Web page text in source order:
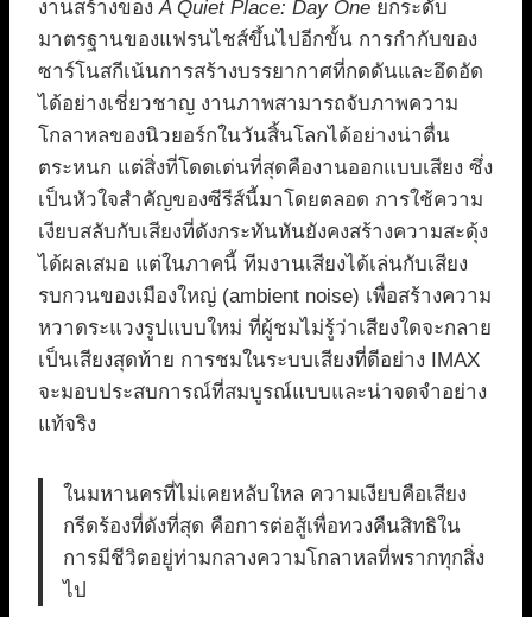
งานสร้างของA Quiet Place: Day One ยกระดับ
มาตรฐานของแฟรนไชส์ขึ้นไปอีกขั้น การกำกับของ
ซาร์โนสกีเน้นการสร้างบรรยากาศที่กดดันและอึดอัด
ได้อย่างเชี่ยวชาญ งานภาพสามารถจับภาพความ
โกลาหลของนิวยอร์กในวันสิ้นโลกได้อย่างน่าตื่น
ตระหนก แต่สิ่งที่โดดเด่นที่สุดคืองานออกแบบเสียง ซึ่ง
เป็นหัวใจสำคัญของซีรีส์นี้มาโดยตลอด การใช้ความ
เงียบสลับกับเสียงที่ดังกระทันหันยังคงสร้างความสะดุ้ง
ได้ผลเสมอ แต่ในภาคนี้ ทีมงานเสียงได้เล่นกับเสียง
รบกวนของเมืองใหญ่ (ambient noise) เพื่อสร้างความ
หวาดระแวงรูปแบบใหม่ ที่ผู้ชมไม่รู้ว่าเสียงใดจะกลาย
เป็นเสียงสุดท้าย การชมในระบบเสียงที่ดีอย่าง IMAX
จะมอบประสบการณ์ที่สมบูรณ์แบบและน่าจดจำอย่าง
แท้จริง
ในมหานครที่ไม่เคยหลับใหล ความเงียบคือเสียง
กรีดร้องที่ดังที่สุด คือการต่อสู้เพื่อทวงคืนสิทธิใน
การมีชีวิตอยู่ท่ามกลางความโกลาหลที่พรากทุกสิ่ง
ไป